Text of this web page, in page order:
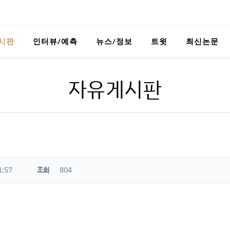
판 인터뷰/예측 뉴스/정보 트윗 최신논문
자유게시판
조회 804